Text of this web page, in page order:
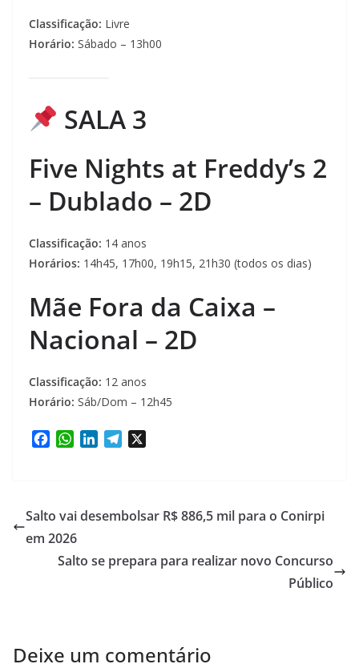
Classificação: Livre
Horário: Sábado – 13h00
SALA 3
Five Nights at Freddy’s 2
– Dublado – 2D
Classificação: 14 anos
Horários: 14h45, 17h00, 19h15, 21h30 (todos os dias)
Mãe Fora da Caixa –
Nacional – 2D
Classificação: 12 anos
Horário: Sáb/Dom – 12h45
b
o
W
s
p
p
e
n
g
m
Salto vai desembolsar R$ 886,5 mil para o Conirpi
em 2026
Salto se prepara para realizar novo Concurso
Público
Deixe um comentário